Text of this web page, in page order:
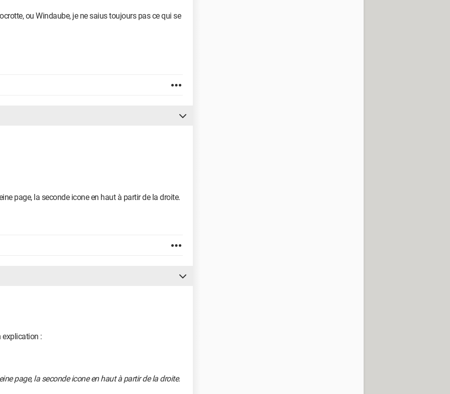
tu te fatigueras moins,
avec son FORUM et ses intervenants qui connaissent tous.
ou Windaube, je ne saius toujours pas ce qui se
page, la seconde icone en haut à partir de la droite.
explication :
page, la seconde icone en haut à partir de la droite.